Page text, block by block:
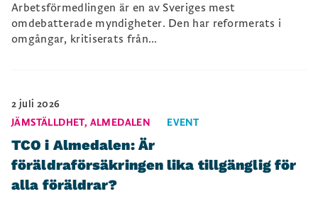
Arbetsförmedlingen är en av Sveriges mest
omdebatterade myndigheter. Den har reformerats i
omgångar, kritiserats från...
2 juli 2026
JÄMSTÄLLDHET, ALMEDALEN EVENT
TCO i Almedalen: Är
föräldraförsäkringen lika tillgänglig för
alla föräldrar?